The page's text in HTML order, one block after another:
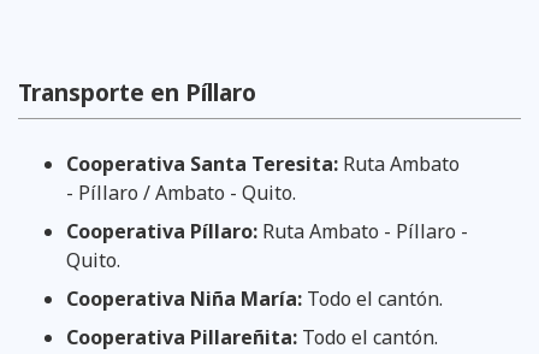
Transporte en Píllaro
Cooperativa Santa Teresita: Ruta Ambato
- Píllaro / Ambato - Quito.
Cooperativa Píllaro: Ruta Ambato - Píllaro -
Quito.
Cooperativa Niña María: Todo el cantón.
Cooperativa Pillareñita: Todo el cantón.